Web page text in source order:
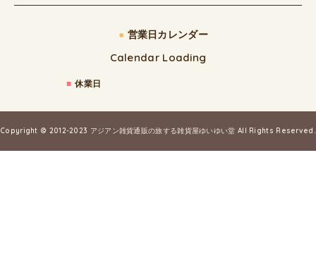
● 営業日カレンダー
Calendar Loading
■ 休業日
Copyright © 2012-2023 アジアン雑貨通販の旅する雑貨屋ゆいゆい堂 All Rights Reserved.